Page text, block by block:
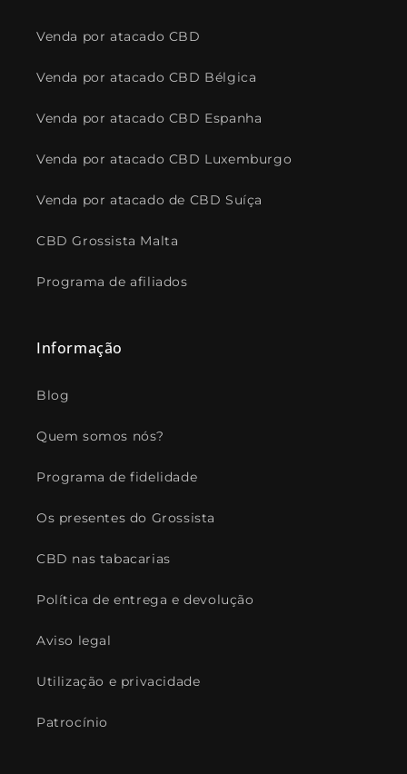
Venda por atacado CBD
Venda por atacado CBD Bélgica
Venda por atacado CBD Espanha
Venda por atacado CBD Luxemburgo
Venda por atacado de CBD Suíça
CBD Grossista Malta
Programa de afiliados
Informação
Blog
Quem somos nós?
Programa de fidelidade
Os presentes do Grossista
CBD nas tabacarias
Política de entrega e devolução
Aviso legal
Utilização e privacidade
Patrocínio